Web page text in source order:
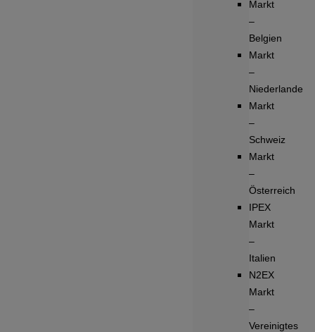
Markt
–
Belgien
Markt
–
Niederlande
Markt
–
Schweiz
Markt
–
Österreich
IPEX
Markt
–
Italien
N2EX
Markt
–
Vereinigtes